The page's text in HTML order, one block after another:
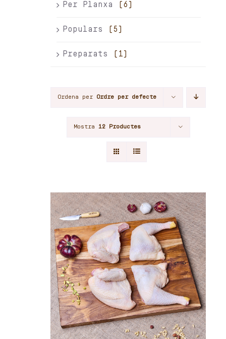
Per Planxa (6)
Populars (5)
Preparats (1)
Ordena per Ordre per defecte
Mostra 12 Productes